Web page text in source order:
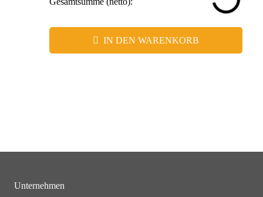
IN DEN WARENKORB
Unternehmen